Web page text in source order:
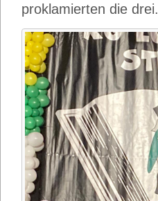
proklamierten die drei.